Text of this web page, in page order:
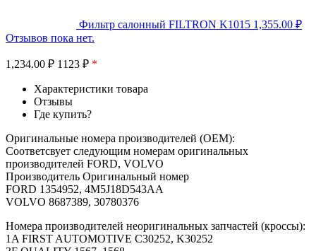
Фильтр салонный FILTRON K1015 1,355.00 ₽
Отзывов пока нет.
1,234.00 ₽ 1123 ₽ *
Характеристики товара
Отзывы
Где купить?
Оригинальные номера производителей (OEM):
Соответсвует следующим номерам оригинальных
производителей FORD, VOLVO
Производитель Оригинальный номер
FORD 1354952, 4M5J18D543AA
VOLVO 8687389, 30780376
Номера производителей неоригинальных запчастей (кроссы):
1A FIRST AUTOMOTIVE C30252, K30252